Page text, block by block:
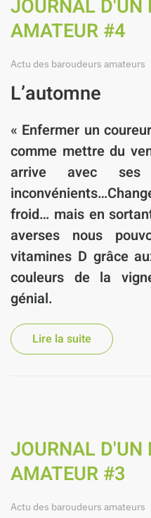
JOURNAL D'UN
AMATEUR #4
Actu des baroudeurs amateurs
L’automne
« Enfermer un
comme mettre du
arrive avec
froid… mais en
averses nous
vitamines D grâce
couleurs de la
génial.
Lire la suite
JOURNAL D'UN
AMATEUR #3
Actu des baroudeurs amateurs